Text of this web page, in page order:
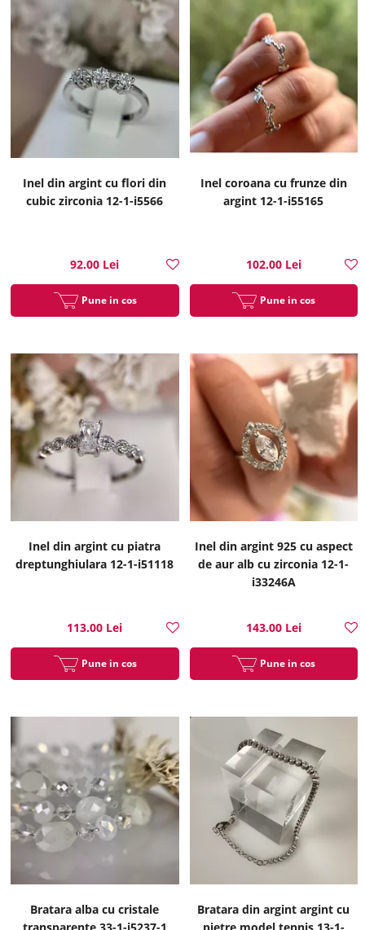
Inel din argint cu flori din
cubic zirconia 12-1-i5566
92.00 Lei
Pune in cos
Inel coroana cu frunze din
argint 12-1-i55165
102.00 Lei
Pune in cos
Inel din argint cu piatra
dreptunghiulara 12-1-i51118
113.00 Lei
Pune in cos
Inel din argint 925 cu aspect
de aur alb cu zirconia 12-1-
i33246A
143.00 Lei
Pune in cos
Bratara alba cu cristale
Bratara din argint argint cu